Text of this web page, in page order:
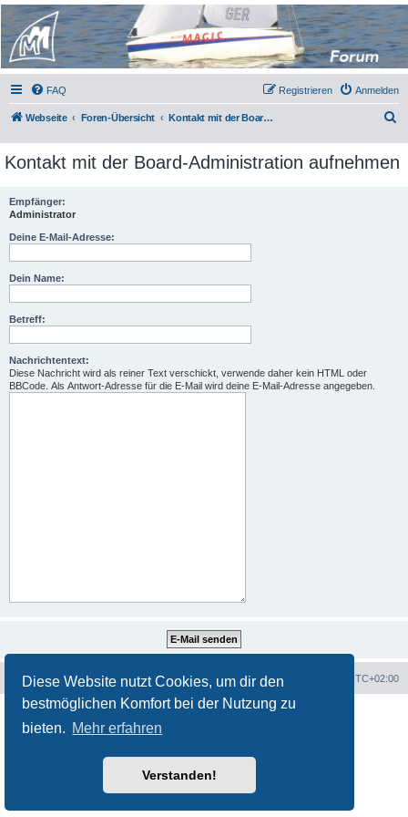
Diese Website nutzt Cookies, um dir den
bestmöglichen Komfort bei der Nutzung zu
bieten. Mehr erfahren
Verstanden!
Micro Magic Forum
Deutschland
FAQ Anmelden
Registrieren
Webseite Foren-Übersicht Kontakt mit der Board-Administration aufnehmen
c
Kontakt mit der Board-Administration aufnehmen
Empfänger:
Administrator
Deine E-Mail-Adresse:
Dein Name:
Betreff:
Nachrichtentext:
Diese Nachricht wird als reiner Text verschickt, verwende daher kein HTML oder
BBCode. Als Antwort-Adresse für die E-Mail wird deine E-Mail-Adresse angegeben.
Webseite Foren-Übersicht Alle Zeiten sind UTC+02:00
Powered by phpBB® Forum Software © phpBB Limited
Deutsche Übersetzung durch